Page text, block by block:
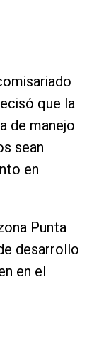
que la
de manejo
sean
en
Punta
desarrollo
en el